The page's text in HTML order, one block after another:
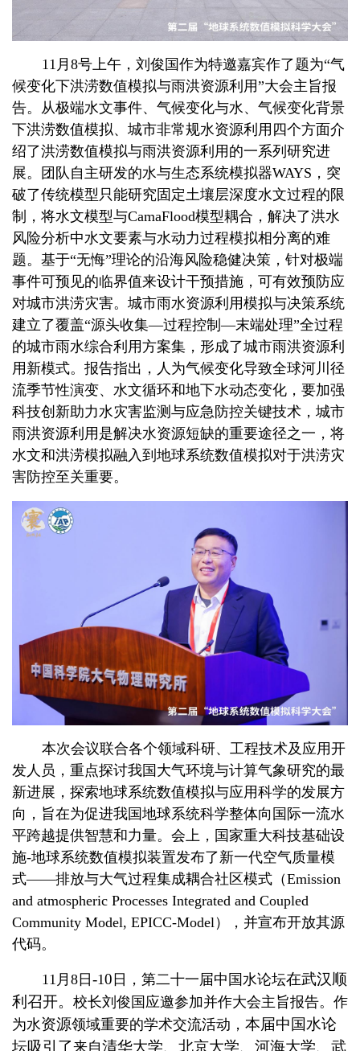
11 月 8号上午， 刘俊国作为特邀嘉宾作了题为“气
候变化下洪涝数值模拟与雨洪资源利用”大会主旨报
告。从极端水文事件、气候变化与水、气候变化背景
下洪涝数值模拟、城市非常规水资源利用四个方面介
绍了洪涝数值模拟与雨洪资源利用的一系列研究进
展。团队自主研发的水与生态系统模拟器WAYS ，突
破了传统模型只能研究固定土壤层深度水文过程的限
制
， 将水文模型与CamaFlood模型耦合，解决了洪水
风险分析中水文要素与水动力过程模拟相分离的难
题。基于“无悔”理论的沿海风险稳健决策，针对极端
事件可预见的临界值来设计干预措施，可有效预防应
对城市洪涝灾害。城市雨水资源利用模拟与决策系统
建立了覆盖“源头收集—过程控制—末端处理”全过程
的城市雨水综合利用方案集，形成了城市雨洪资源利
用新模式。报告指出，人为气候变化导致全球河川径
流季节性演变、水文循环和地下水动态变化，要加强
科技创新助力水灾害监测与应急防控关键技术，城市
雨洪资源利用是解决水资源短缺的重要途径之一，将
水文和洪涝模拟融入到地球系统数值模拟对于洪涝灾
害防控至关重要。
本次会议联合各个领域科研、工程技术及应用开
发人员，重点探讨我国大气环境与计算气象研究的最
新进展，探索地球系统数值模拟与应用科学的发展方
向，旨在为促进我国地球系统科学整体向国际一流水
平跨越提供智慧和力量。会上，国家重大科技基础设
施-地球系统数值模拟装置发布了新一代空气质量模
式——排放与大气过程集成耦合社区模式（Emission
and atmospheric Processes Integrated and Coupled
Community Model, EPICC-Model），并宣布开放其源
代码。
11 月 8 日 -10 日，第二十一届中国水论坛在武汉顺
利召开。 校长刘俊国应邀参加并作大会主旨报告。作
为水资源领域重要的学术交流活动， 本届中国水论
坛吸引了来自清华大学、北京大学、河海大学、武